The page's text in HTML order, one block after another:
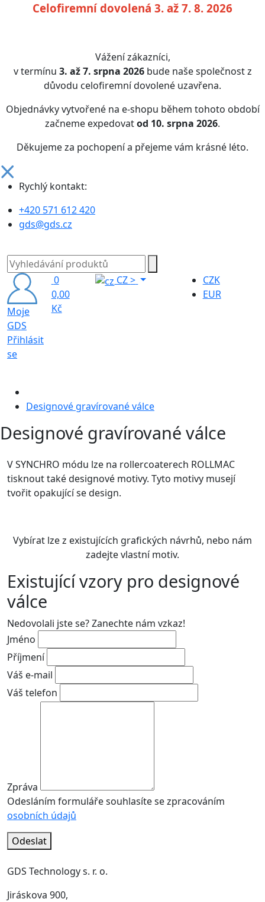
Celofiremní dovolená 3. až 7. 8. 2026
Vážení zákazníci,
v termínu 3. až 7. srpna 2026bude naše společnost z
důvodu celofiremní dovolené uzavřena.
Objednávky vytvořené na e-shopu během tohoto období
začneme expedovatod 10. srpna 2026.
Děkujeme za pochopení a přejeme vám krásné léto.
Rychlý kontakt:
+420 571 612 420
gds@gds.cz
Moje
GDS
Přihlásit
se
0
0,00
Kč
CZ>
CZK
EUR
Designové gravírované válce
Designové gravírované válce
V SYNCHRO módu lze na rollercoaterech ROLLMAC
tisknout také designové motivy. Tyto motivy musejí
tvořit opakující se design.
Vybírat lze z existujících grafických návrhů, nebo nám
zadejte vlastní motiv.
Existující vzory pro designové
válce
Nedovolali jste se? Zanechte nám vzkaz!
Jméno
Příjmení
Váš e-mail
Váš telefon
Zpráva
Odesláním formuláře souhlasíte se zpracováním
osobních údajů
Odeslat
GDS Technology s. r. o.
Jiráskova 900,